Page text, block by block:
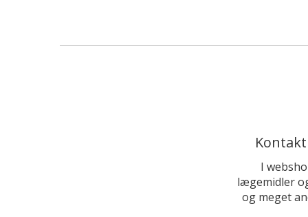
I
lægemidler
og meget